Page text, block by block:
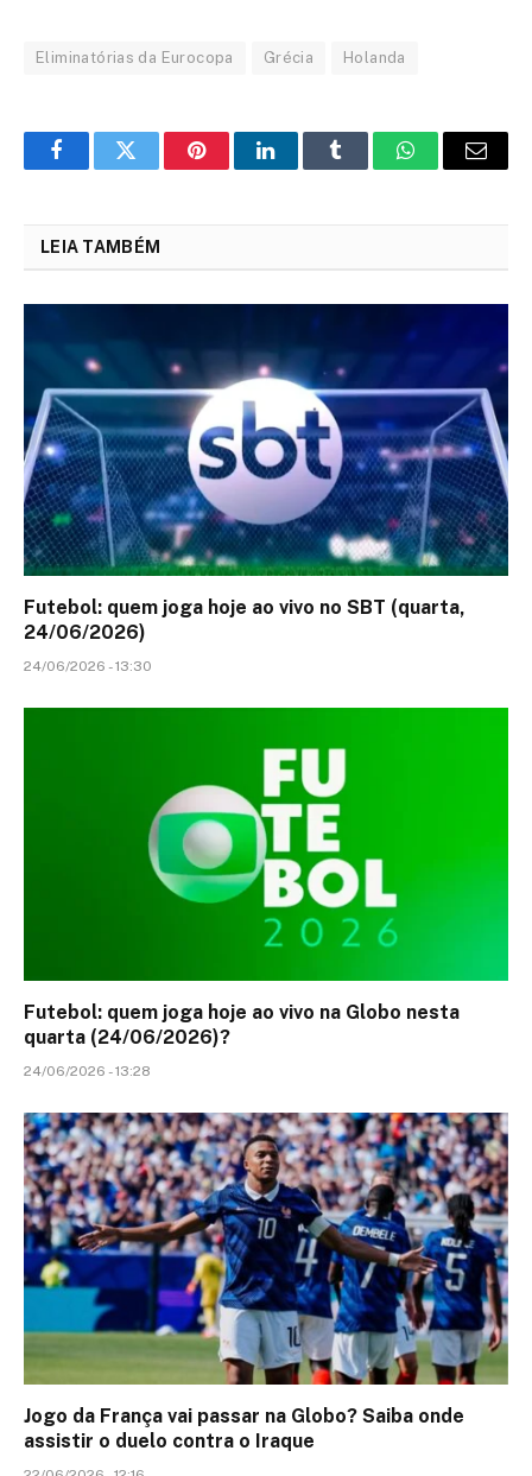
Eliminatórias da Eurocopa Grécia Holanda
FacebookTwitter PinterestLinkedInTumblr WhatsAppEmail
LEIA TAMBÉM
Futebol: quem joga hoje ao vivo no SBT (quarta,
24/06/2026)
24/06/2026 - 13:30
Futebol: quem joga hoje ao vivo na Globo nesta
quarta (24/06/2026)?
24/06/2026 - 13:28
Jogo da França vai passar na Globo? Saiba onde
assistir o duelo contra o Iraque